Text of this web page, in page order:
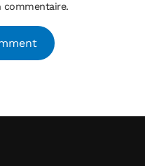
commentaire.